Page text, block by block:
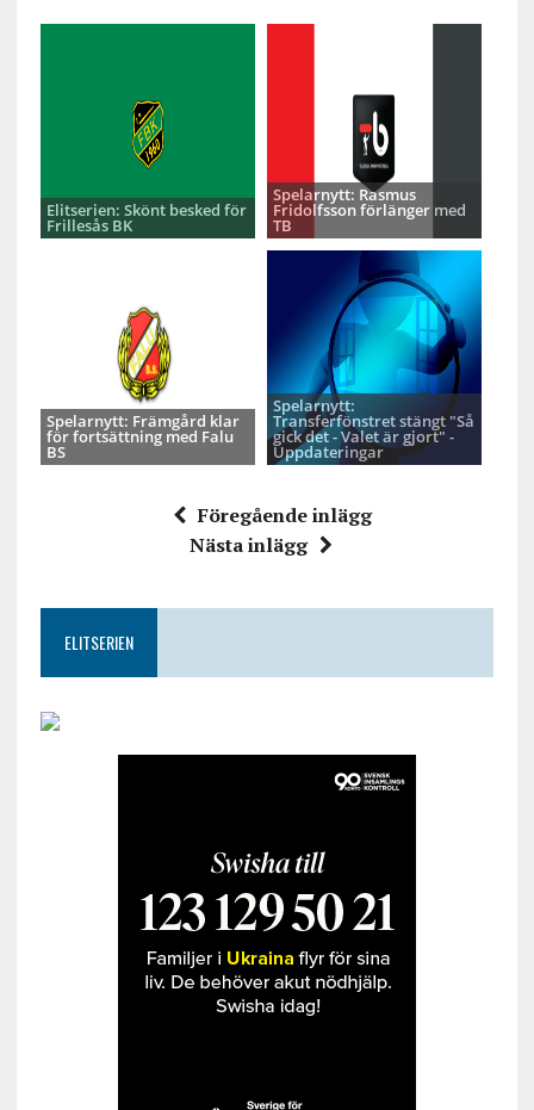
Elitserien: Skönt besked för
Frillesås BK
Spelarnytt: Rasmus
Fridolfsson förlänger med
TB
Spelarnytt: Främgård klar
för fortsättning med Falu
BS
Spelarnytt:
Transferfönstret stängt "Så
gick det - Valet är gjort" -
Uppdateringar
Föregående inlägg
Nästa inlägg
ELITSERIEN